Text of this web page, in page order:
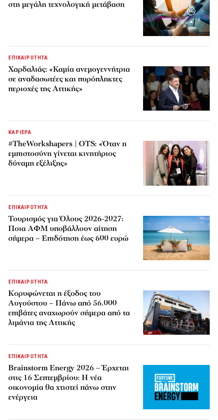
στη μεγάλη τεχνολογική μετάβαση
ΕΠΙΚΑΙΡΟΤΗΤΑ
Χαρδαλιάς: «Καμία ανεμογεννήτρια
σε αναδασωτέες και πυρόπληκτες
περιοχές της Αττικής»
ΚΑΡΙΕΡΑ
#TheWorkshapers | OTS: «Όταν η
εμπιστοσύνη γίνεται κινητήριος
δύναμη εξέλιξης»
ΕΠΙΚΑΙΡΟΤΗΤΑ
Τουρισμός για Όλους 2026-2027:
Ποια ΑΦΜ υποβάλλουν αίτηση
σήμερα – Επιδότηση έως 600 ευρώ
ΕΠΙΚΑΙΡΟΤΗΤΑ
Κορυφώνεται η έξοδος του
Αυγούστου – Πάνω από 56.000
επιβάτες αναχωρούν σήμερα από τα
λιμάνια της Αττικής
ΕΠΙΚΑΙΡΟΤΗΤΑ
Brainstorm Energy 2026 – Έρχεται
στις 16 Σεπτεμβρίου: Η νέα
οικονομία θα χτιστεί πάνω στην
ενέργεια